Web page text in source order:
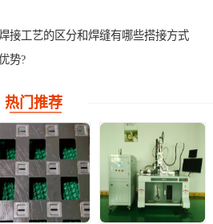
接工艺的区分和焊缝有哪些搭接方式
势?
热门推荐